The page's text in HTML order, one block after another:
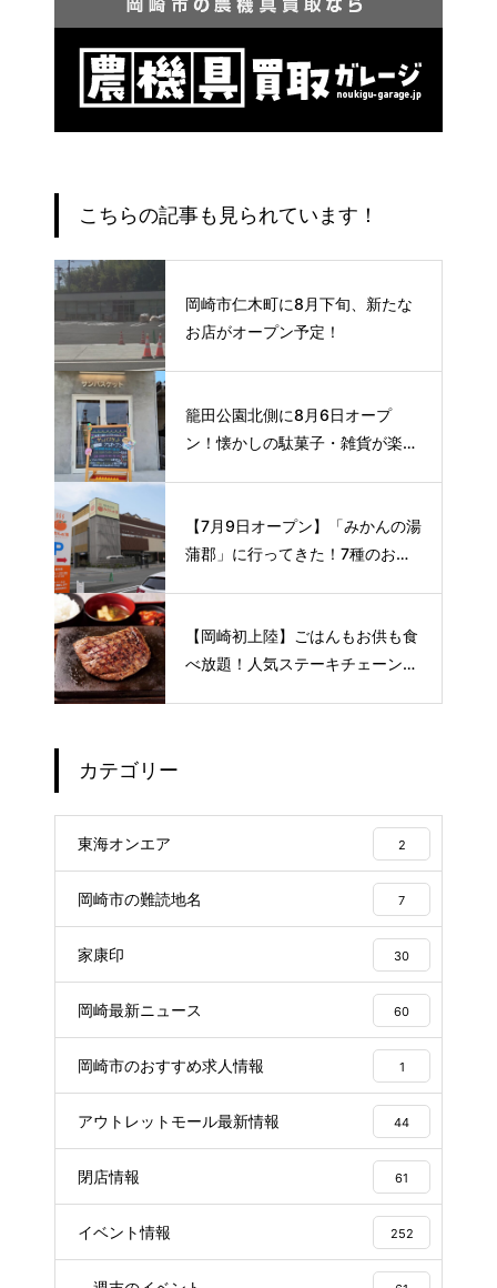
こちらの記事も見られています！
岡崎市仁木町に8月下旬、新たな
お店がオープン予定！
籠田公園北側に8月6日オープ
ン！懐かしの駄菓子・雑貨が楽し
【7月9日オープン】「みかんの湯
蒲郡」に行ってきた！7種のお風
【岡崎初上陸】ごはんもお供も食
べ放題！人気ステーキチェーン
カテゴリー
東海オンエア 2
岡崎市の難読地名 7
家康印 30
岡崎最新ニュース 60
岡崎市のおすすめ求人情報 1
アウトレットモール最新情報 44
閉店情報 61
イベント情報 252